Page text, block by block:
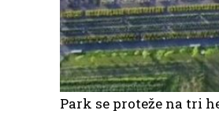
Park se proteže na tri